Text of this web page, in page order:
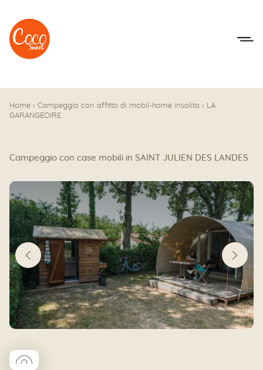
Vai al menu
Accedi al contenuto
Home › Campeggio con affitto di mobil-home insolita › LA
GARANGEOIRE
Campeggio con case mobili in SAINT JULIEN DES LANDES
◯Coco rond